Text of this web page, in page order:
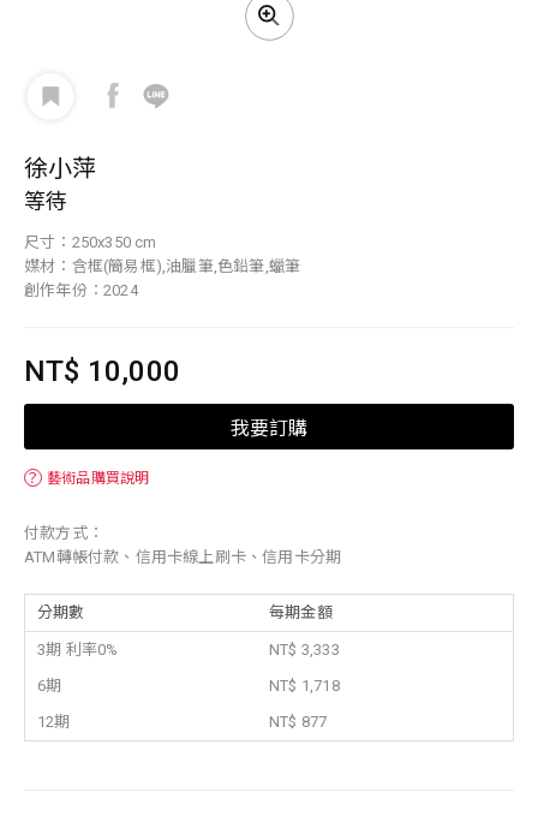
徐小萍
等待
尺寸：250x350 cm
媒材：含框(簡易框),油臘筆,色鉛筆,蠟筆
創作年份：2024
NT$ 10,000
我要訂購
？ 藝術品購買說明
付款方式：
ATM轉帳付款、信用卡線上刷卡、信用卡分期
分期數 每期金額
3期 利率0%
NT$ 3,333
6期
NT$ 1,718
12期
NT$ 877